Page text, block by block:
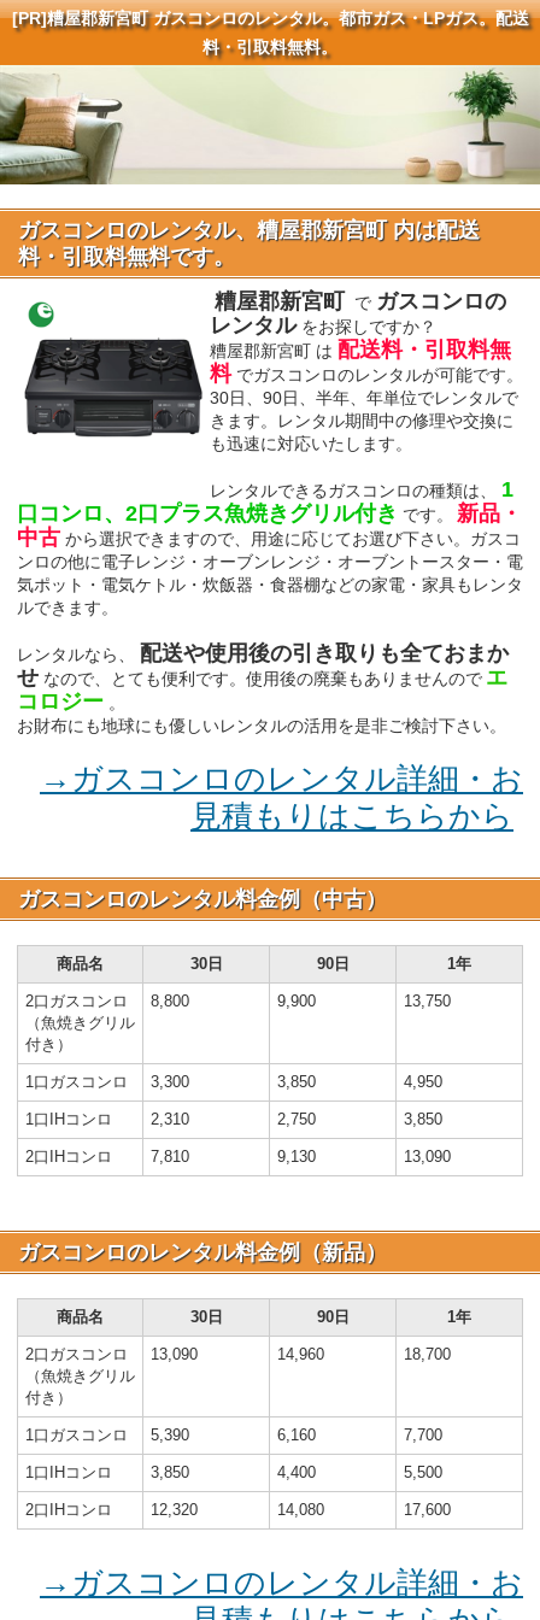
[PR]糟屋郡新宮町 ガスコンロのレンタル。都市ガス・LPガス。配送
料・引取料無料。
ガスコンロのレンタル、糟屋郡新宮町 内は配送
料・引取料無料です。
糟屋郡新宮町
で ガスコンロの
レンタル をお探しですか？
糟屋郡新宮町 は 配送料・引取料無
料 でガスコンロのレンタルが可能です。
30日、90日、半年、年単位でレンタルで
きます。レンタル期間中の修理や交換に
も迅速に対応いたします。
レンタルできるガスコンロの種類は、
1
口コンロ、2口プラス魚焼きグリル付き です。
新品・
中古 から選択できますので、用途に応じてお選び下さい。ガスコ
ンロの他に電子レンジ・オーブンレンジ・オーブントースター・電
気ポット・電気ケトル・炊飯器・食器棚などの家電・家具もレンタ
ルできます。
レンタルなら、
配送や使用後の引き取りも全ておまか
せ なので、とても便利です。使用後の廃棄もありませんので エ
コロジー 。
お財布にも地球にも優しいレンタルの活用を是非ご検討下さい。
→ガスコンロのレンタル詳細・お
見積もりはこちらから
ガスコンロのレンタル料金例（中古）
商品名 30日 90日 1年
2口ガスコンロ
（魚焼きグリル
付き）
8,800 9,900 13,750
1口ガスコンロ 3,300 3,850 4,950
1口IHコンロ 2,310 2,750 3,850
2口IHコンロ 7,810 9,130 13,090
ガスコンロのレンタル料金例（新品）
商品名 30日 90日 1年
2口ガスコンロ
（魚焼きグリル
付き）
13,090 14,960 18,700
1口ガスコンロ 5,390 6,160 7,700
1口IHコンロ 3,850 4,400 5,500
2口IHコンロ 12,320 14,080 17,600
→ガスコンロのレンタル詳細・お